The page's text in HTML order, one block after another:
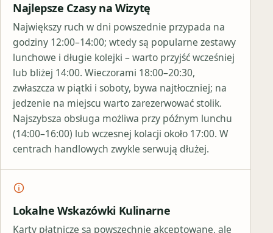
Najlepsze Czasy na Wizytę
Największy ruch w dni powszednie przypada na
godziny 12:00–14:00; wtedy są popularne zestawy
lunchowe i długie kolejki – warto przyjść wcześniej
lub bliżej 14:00. Wieczorami 18:00–20:30,
zwłaszcza w piątki i soboty, bywa najtłoczniej; na
jedzenie na miejscu warto zarezerwować stolik.
Najszybsza obsługa możliwa przy późnym lunchu
(14:00–16:00) lub wczesnej kolacji około 17:00. W
centrach handlowych zwykle serwują dłużej.
Lokalne Wskazówki Kulinarne
Karty płatnicze są powszechnie akceptowane, ale